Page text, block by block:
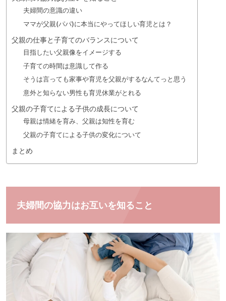
夫婦間の意識の違い
ママが父親(パパ)に本当にやってほしい育児とは？
父親の仕事と子育てのバランスについて
目指したい父親像をイメージする
子育ての時間は意識して作る
そうは言っても家事や育児を父親がするなんてっと思う
意外と知らない男性も育児休業がとれる
父親の子育てによる子供の成長について
母親は情緒を育み、父親は知性を育む
父親の子育てによる子供の変化について
まとめ
夫婦間の協力はお互いを知ること